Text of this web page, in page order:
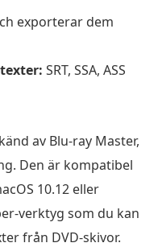
exporterar dem
SRT, SSA, ASS
av Blu-ray Master,
Den är kompatibel
10.12 eller
verktyg som du kan
från DVD-skivor.